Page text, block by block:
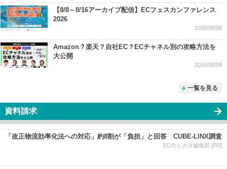
【8/8～8/16アーカイブ配信】ECフェスカンファレンス
2026
2026/08/08
Amazon？楽天？自社EC？ECチャネル別の攻略方法を
大公開
2026/08/08
一覧を見る
資料請求
「改正物流効率化法への対応」約8割が「負担」と回答 CUBE-LINX調査
ECのミカタ編集部 [PR]